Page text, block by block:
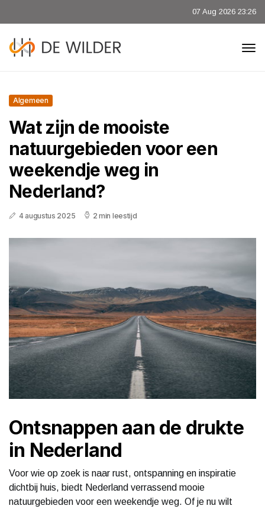
07 Aug 2026 23:26
Algemeen
Wat zijn de mooiste
natuurgebieden voor een
weekendje weg in
Nederland?
4 augustus 2025 2 min leestijd
Ontsnappen aan de drukte
in Nederland
Voor wie op zoek is naar rust, ontspanning en inspiratie
dichtbij huis, biedt Nederland verrassend mooie
natuurgebieden voor een weekendje weg. Of je nu wilt